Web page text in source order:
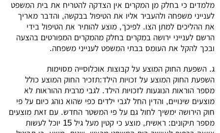
מלמדים כי בחלק מן המקרים אין הצדקה להטריח את בית המשפט
לענייני משפחה ולהעביר אליו את הטיפול בבקשה, והדבר מאריך
את ההליכים למתן הצו. לפיכך, מוצע להותיר את הטיפול בידי
הרשם לענייני ירושה במקרים בחלק מהמקרים המפורטים בהצעה
ובכך להקל את העומס בבתי המשפט לענייני משפחה.
ג. השפעת החוק המוצע על קבוצות אוכלוסייה מסוימות
השפעת החוק המוצע על זכויות הילד:תזכיר החוק המוצע כולל
מספר הוראות הנוגעות לזכויות הילד. לגבי מרבית ההוראות לא
מוצעים שינויים, והדין החל לגבי ילדים כפי שהוא נוהג כיום על פי
חוק הירושה ימשיך לחול גם על פי המשטר החדש. עם זאת מוצעים
מספר תיקונים: ראשית, מוצע כי קטין מעל גיל 15 יוכל לעשות